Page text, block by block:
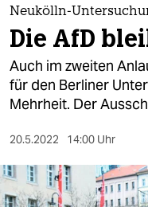
themen
politik
öko
sport
Neukölln-
Die AfD
Auch im zweiten
für den Berliner
Mehrheit. Der
20.5.2022 14:00 Uhr